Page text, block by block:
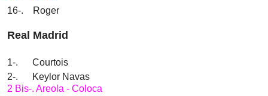
16-. Roger
Real Madrid
1-. Courtois
2-. Keylor Navas
2 Bis-. Areola - Coloca